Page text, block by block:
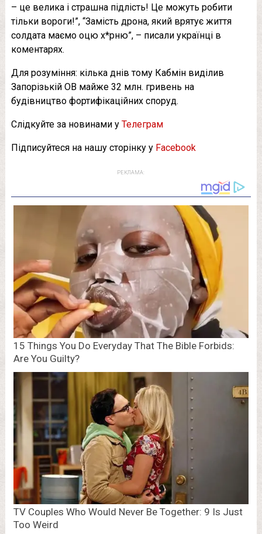
– це велика і страшна підлість! Це можуть робити
тільки вороги!”, “Замість дрона, який врятує життя
солдата маємо оцю х*рню”, – писали українці в
коментарях.
Для розуміння: кілька днів тому Кабмін виділив
Запорізькій ОВ майже 32 млн. гривень на
будівництво фортифікаційних споруд.
Слідкуйте за новинами у Телеграм
Підписуйтеся на нашу сторінку у Facebook
РЕКЛАМА: